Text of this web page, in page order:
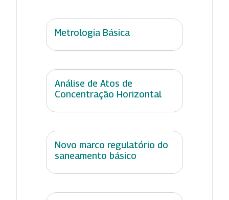
Metrologia Básica
Análise de Atos de
Concentração Horizontal
Novo marco regulatório do
saneamento básico